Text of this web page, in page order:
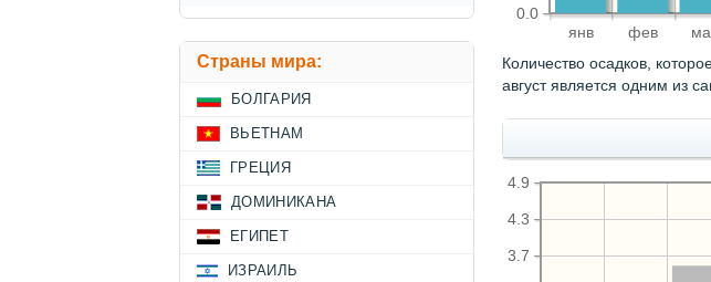
янв фев
0.0
Количество осадков,
август является одним из
3.7
4.3
4.9
Страны мира:
БОЛГАРИЯ
ВЬЕТНАМ
ГРЕЦИЯ
ДОМИНИКАНА
ЕГИПЕТ
ИЗРАИЛЬ